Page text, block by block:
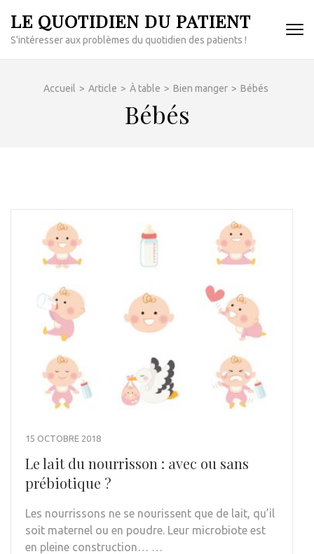
au
contenu
LE QUOTIDIEN DU PATIENT
S'intéresser aux problèmes du quotidien des patients !
Accueil > Article > À table > Bien manger > Bébés
Bébés
15 OCTOBRE 2018
Le lait du nourrisson : avec ou sans
prébiotique ?
Les nourrissons ne se nourissent que de lait, qu’il
soit maternel ou en poudre. Leur microbiote est
en pleine construction… …